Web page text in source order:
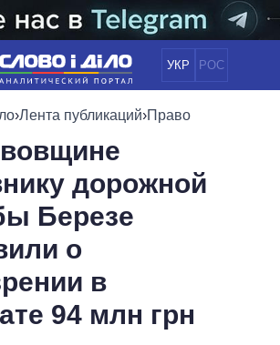
УКР РОС
НОВОСТИ
ПОЛИТИКА
ЭКОНОМИКА
ОБЩЕСТВО
ОБЕЩАНИЯ
ПОЛИТИКИ
И ОФИС
РАДА
МИНИСТРОВ
ИНФОГРАФИКА
ВИДЕО
ПОДДЕРЖАТЬ
›Лента публикаций›Право
дорожной
Березе
о
в
94 млн грн